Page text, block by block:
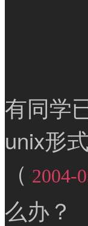
有同学
unix形
（ 2004-
么办？